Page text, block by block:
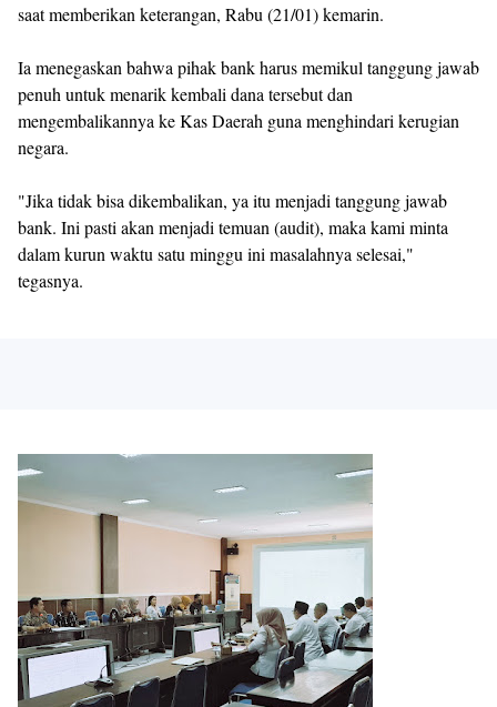
saat memberikan keterangan, Rabu (21/01) kemarin.
Ia menegaskan bahwa pihak bank harus memikul tanggung jawab
penuh untuk menarik kembali dana tersebut dan
mengembalikannya ke Kas Daerah guna menghindari kerugian
negara.
"Jika tidak bisa dikembalikan, ya itu menjadi tanggung jawab
bank. Ini pasti akan menjadi temuan (audit), maka kami minta
dalam kurun waktu satu minggu ini masalahnya selesai,"
tegasnya.